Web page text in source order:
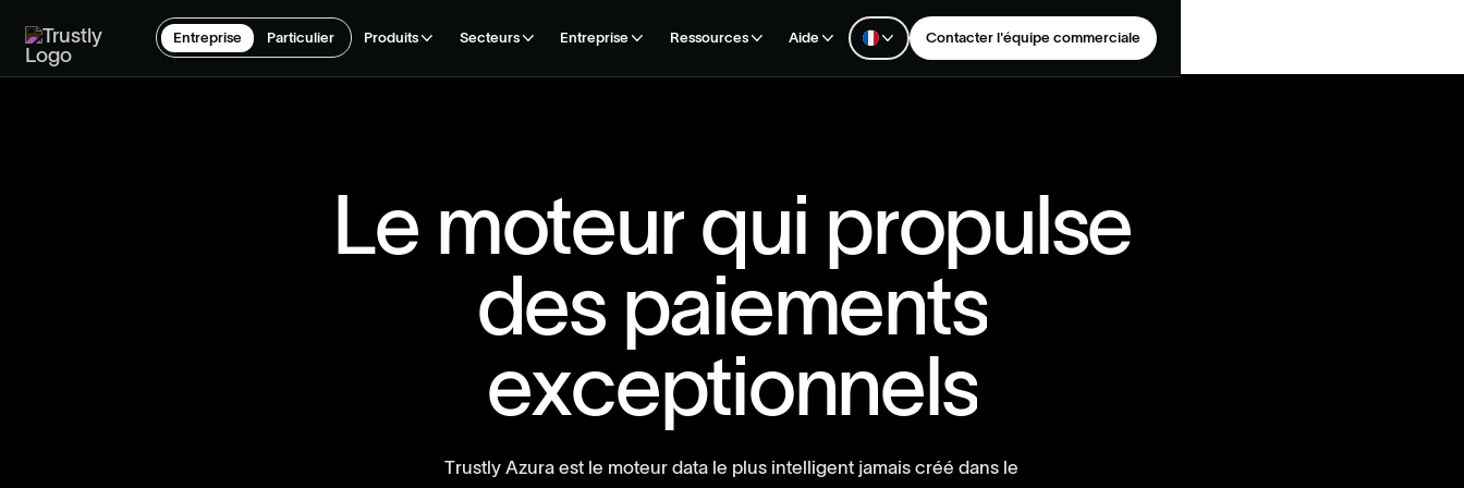
Entreprise Particulier Produits Secteurs Entreprise Ressources Aide Contacter l'équipe commerciale
Le moteur qui propulse
des paiements
exceptionnels
Trustly Azura est le moteur data le plus intelligent jamais créé dans le